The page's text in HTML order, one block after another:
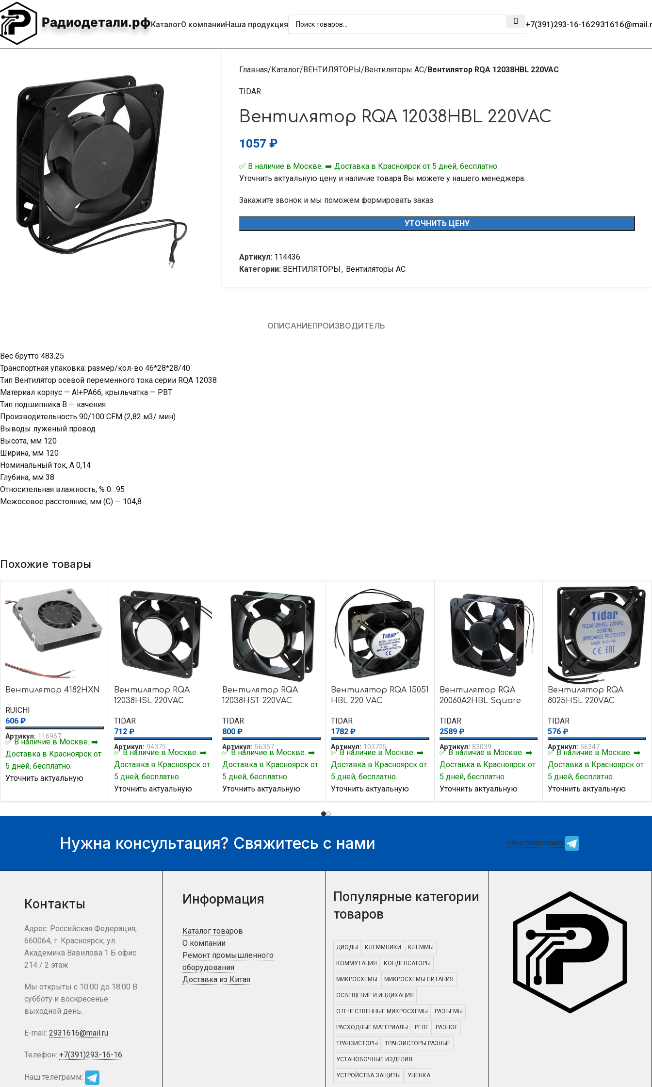
Радиодетали.рфКаталогО компанииНаша продукция +7(391)293-16-16
Главная Каталог ВЕНТИЛЯТОРЫ Вентиляторы AC Вентилятор RQA 12038HBL 220VAC
TIDAR
Вентилятор RQA 12038HBL 220VAC
1057 ₽
✅ В наличие в Москве. ➡️ Доставка в Красноярск от 5 дней, бесплатно.
Уточнить актуальную цену и наличие товара Вы можете у нашего менеджера.
Закажите звонок и мы поможем формировать заказ.
УТОЧНИТЬ ЦЕНУ
Артикул: 114436
Категории: ВЕНТИЛЯТОРЫ, Вентиляторы AC
ОПИСАНИЕПРОИЗВОДИТЕЛЬ
Вес брутто 483.25
Транспортная упаковка: размер/кол-во 46*28*28/40
Тип Вентилятор осевой переменного тока серии RQA 12038
Материал корпус — Al+PA66; крыльчатка — PBT
Тип подшипника B — качения
Производительность 90/100 CFM (2,82 м3/ мин)
Выводы луженый провод
Высота, мм 120
Ширина, мм 120
Номинальный ток, А 0,14
Глубина, мм 38
Относительная влажность, % 0…95
Межосевое расстояние, мм (С) — 104,8
Похожие товары
Вентилятор 4182HXN
RUICHI
606 ₽
Артикул: 116967
✅ В наличие в Москве. ➡️
Доставка в Красноярск от
5 дней, бесплатно.
Уточнить актуальную
можете у нашего
менеджера.
Вентилятор RQA
12038HSL 220VAC
TIDAR
712 ₽
Артикул: 94375
✅ В наличие в Москве. ➡️
Доставка в Красноярск от
5 дней, бесплатно.
Уточнить актуальную
цену и наличие товара Вы
Вентилятор RQA
12038HST 220VAC
TIDAR
800₽
Артикул: 56357
✅ В наличие в Москве. ➡️
Доставка в Красноярск от
5 дней, бесплатно.
Уточнить актуальную
цену и наличие товара Вы
Вентилятор RQA 15051
HBL 220 VAC
TIDAR
1782 ₽
Артикул: 103725
✅ В наличие в Москве. ➡️
Доставка в Красноярск от
5 дней, бесплатно.
Уточнить актуальную
цену и наличие товара Вы
можете у нашего
Вентилятор RQA
20060A2HBL Square
TIDAR
2589 ₽
Артикул: 83039
✅ В наличие в Москве. ➡️
Доставка в Красноярск от
5 дней, бесплатно.
Уточнить актуальную
цену и наличие товара Вы
Вентилятор RQA
8025HSL 220VAC
TIDAR
576₽
Артикул: 56347
✅ В наличие в Москве. ➡️
Доставка в Красноярск от
5 дней, бесплатно.
Уточнить актуальную
цену и наличие товара Вы
Нужна консультация? Свяжитесь с нами Наш телеграмм
Контакты
Адрес: Российская Федерация,
660064, г. Красноярск, ул.
Академика Вавилова 1 Б офис
214 / 2 этаж
Мы открыты с 10:00 до 18:00 В
субботу и воскресенье
выходной день.
E-mail: 2931616@mail.ru
Телефон: +7(391)293-16-16
Наш телеграмм:
Информация
Каталог товаров
О компании
Ремонт промышленного
оборудования
Доставка из Китая
Популярные категории
товаров
ДИОДЫ КЛЕММНИКИ КЛЕММЫ
КОММУТАЦИЯ КОНДЕНСАТОРЫ
МИКРОСХЕМЫ МИКРОСХЕМЫ ПИТАНИЯ
ОСВЕЩЕНИЕ И ИНДИКАЦИЯ
ОТЕЧЕСТВЕННЫЕ МИКРОСХЕМЫ РАЗЪЕМЫ
РАСХОДНЫЕ МАТЕРИАЛЫ РЕЛЕ РАЗНОЕ
ТРАНЗИСТОРЫ ТРАНЗИСТОРЫ РАЗНЫЕ
УСТАНОВОЧНЫЕ ИЗДЕЛИЯ
УСТРОЙСТВА ЗАЩИТЫ УЦЕНКА